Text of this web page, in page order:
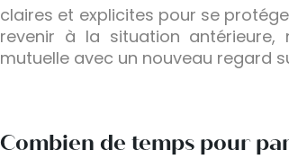
claires et explicites pour se
revenir à la situation
mutuelle avec un nouveau regard
Combien de temps pour